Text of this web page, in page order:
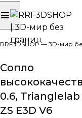
RRF3DSHOP — 3D-мир
Сопло
0.6,
ZS E3D V6